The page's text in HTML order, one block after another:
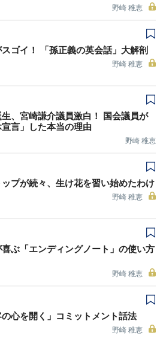
野崎 稚恵
ゴイ！ 「孫正義の英会話」大解剖
野崎 稚恵
生、宮崎謙介議員激白！ 国会議員が
宣言」した本当の理由
野崎 稚恵
プが続々、生け花を習い始めたわけ
野崎 稚恵
ぶ「エンディングノート」の使い方
野崎 稚恵
の心を開く」コミットメント話法
野崎 稚恵